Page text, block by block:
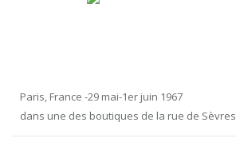
Paris, France -29 mai-1er juin 1967
dans une des boutiques de la rue de Sèvres